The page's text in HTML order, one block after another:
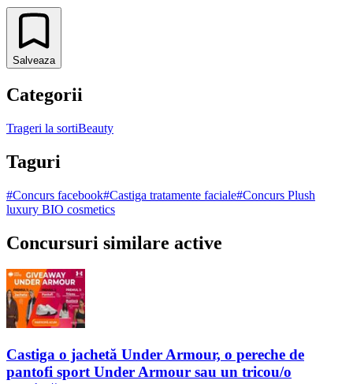
Salveaza
Categorii
Trageri la sortiBeauty
Taguri
#Concurs facebook#Castiga tratamente faciale#Concurs Plush
luxury BIO cosmetics
Concursuri similare active
Castiga o jachetă Under Armour, o pereche de
pantofi sport Under Armour sau un tricou/o